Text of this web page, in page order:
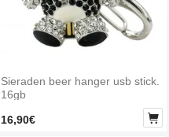
Sieraden beer hanger usb stick.
16gb
16,90€
